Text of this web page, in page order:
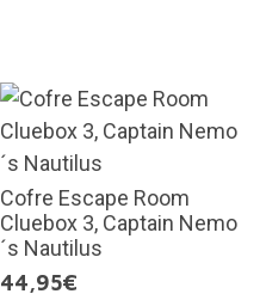
Cofre Escape Room
Cluebox 3, Captain Nemo
´s Nautilus
44,95€